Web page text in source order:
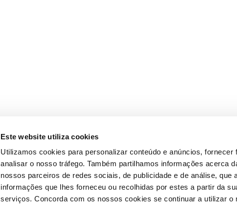
Este website utiliza cookies
Utilizamos cookies para personalizar conteúdo e anúncios,
analisar o nosso tráfego. Também partilhamos informações acerca
nossos parceiros de redes sociais, de publicidade e de análise, que
informações que lhes forneceu ou recolhidas por estes a partir da
serviços. Concorda com os nossos cookies se continuar a utilizar o